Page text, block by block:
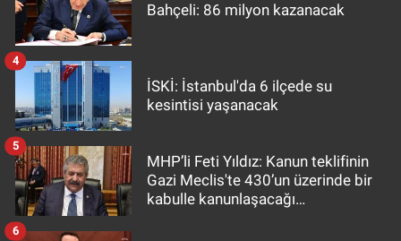
Bahçeli: 86 milyon kazanacak
İSKİ: İstanbul'da 6 ilçede su
kesintisi yaşanacak
4
MHP’li Feti Yıldız: Kanun teklifinin
Gazi Meclis'te 430’un üzerinde bir
kabulle kanunlaşacağı
5
6